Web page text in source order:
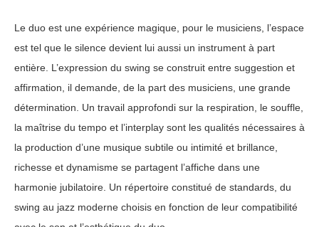
Le duo est une expérience magique, pour le musiciens, l’espace
est tel que le silence devient lui aussi un instrument à part
entière. L’expression du swing se construit entre suggestion et
affirmation, il demande, de la part des musiciens, une grande
détermination. Un travail approfondi sur la respiration, le souffle,
la maîtrise du tempo et l’interplay sont les qualités nécessaires à
la production d’une musique subtile ou intimité et brillance,
richesse et dynamisme se partagent l’affiche dans une
harmonie jubilatoire. Un répertoire constitué de standards, du
swing au jazz moderne choisis en fonction de leur compatibilité